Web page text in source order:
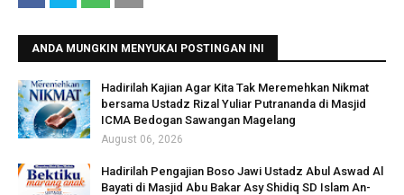
ANDA MUNGKIN MENYUKAI POSTINGAN INI
Hadirilah Kajian Agar Kita Tak Meremehkan Nikmat
bersama Ustadz Rizal Yuliar Putrananda di Masjid
ICMA Bedogan Sawangan Magelang
August 06, 2026
Hadirilah Pengajian Boso Jawi Ustadz Abul Aswad Al
Bayati di Masjid Abu Bakar Asy Shidiq SD Islam An-